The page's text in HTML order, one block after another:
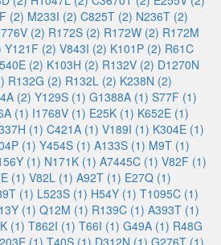
(2) M233I (2) C825T (2) N236T (2)
(2) R172S (2) R172W (2) R172M
Y121F (2) V843I (2) K101P (2) R61C
(2) K103H (2) R132V (2) D1270N
R132G (2) R132L (2) K238N (2)
(2) Y129S (1) G1388A (1) S77F (1)
(1) I1768V (1) E25K (1) K652E (1)
(1) C421A (1) V189I (1) K304E (1)
(1) Y454S (1) A133S (1) M9T (1)
(1) N171K (1) A7445C (1) V82F (1)
(1) V82L (1) A92T (1) E27Q (1)
(1) L523S (1) H54Y (1) T1095C (1)
(1) Q12M (1) R139C (1) A393T (1)
(1) T862I (1) T66I (1) G49A (1) R48G
(1) T40S (1) D312N (1) G276T (1)